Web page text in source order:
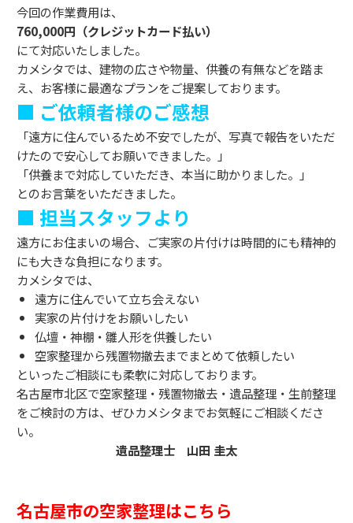
今回の作業費用は、
760,000円（クレジットカード払い）
にて対応いたしました。
カメシタでは、建物の広さや物量、供養の有無などを踏ま
え、お客様に最適なプランをご提案しております。
■ ご依頼者様のご感想
「遠方に住んでいるため不安でしたが、写真で報告をいただ
けたので安心してお願いできました。」
「供養まで対応していただき、本当に助かりました。」
とのお言葉をいただきました。
■ 担当スタッフより
遠方にお住まいの場合、ご実家の片付けは時間的にも精神的
にも大きな負担になります。
カメシタでは、
遠方に住んでいて立ち会えない
実家の片付けをお願いしたい
仏壇・神棚・雛人形を供養したい
空家整理から残置物撤去までまとめて依頼したい
といったご相談にも柔軟に対応しております。
名古屋市北区で空家整理・残置物撤去・遺品整理・生前整理
をご検討の方は、ぜひカメシタまでお気軽にご相談くださ
い。
遺品整理士 山田 圭太
名古屋市の空家整理はこちら